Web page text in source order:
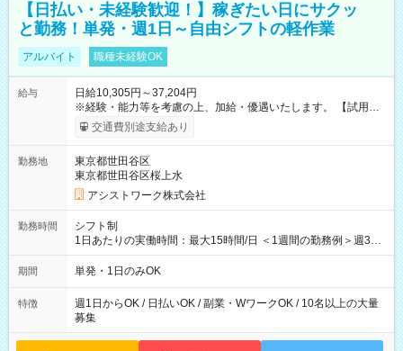
【日払い・未経験歓迎！】稼ぎたい日にサクッ
と勤務！単発・週1日～自由シフトの軽作業
アルバイト 職種未経験OK
給与
日給10,305円～37,204円
※経験・能力等を考慮の上、加給・優遇いたします。 【試用期
間】試用期間なし
交通費別途支給あり
勤務地
東京都世田谷区
東京都世田谷区桜上水
アシストワーク株式会社
勤務時間
シフト制
1日あたりの実働時間：最大15時間/日 ＜1週間の勤務例＞週3回
勤務 勤務：月・水・金 休み：火・木・土・日 好きな時にお仕事
可能です！ ※1日あたりの最大実働時間は日勤、夜勤共に勤務し
期間 単発・1日のみOK
特徴
週1日からOK / 日払いOK / 副業・WワークOK / 10名以上の大量
募集